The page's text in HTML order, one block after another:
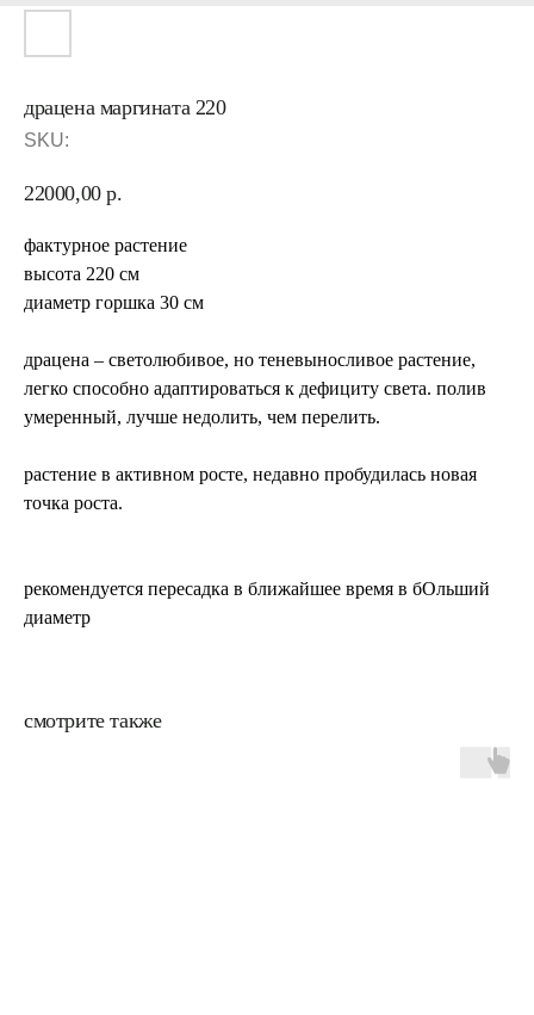
драцена маргината 220
SKU:
22000,00 р.
фактурное растение
высота 220 см
диаметр горшка 30 см
драцена – светолюбивое, но теневыносливое растение,
легко способно адаптироваться к дефициту света. полив
умеренный, лучше недолить, чем перелить.
растение в активном росте, недавно пробудилась новая
точка роста.
рекомендуется пересадка в ближайшее время в бОльший
диаметр
смотрите также